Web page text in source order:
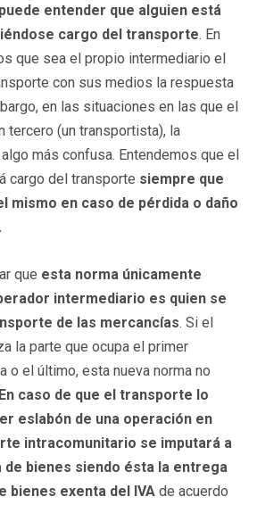
entender que alguien está
cargo del transporte. En
que sea el propio intermediario el
con sus medios la respuesta
en las situaciones en las que el
tercero (un transportista), la
más confusa. Entendemos que el
cargo del transporte siempre que
mismo en caso de pérdida o daño
que esta norma únicamente
intermediario es quien se
de las mercancías. Si el
la parte que ocupa el primer
o el último, esta nueva norma no
En caso de que el transporte lo
eslabón de una operación en
intracomunitario se imputará a
bienes siendo ésta la entrega
bienes exenta del IVA de acuerdo